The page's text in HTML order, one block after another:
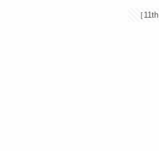
［